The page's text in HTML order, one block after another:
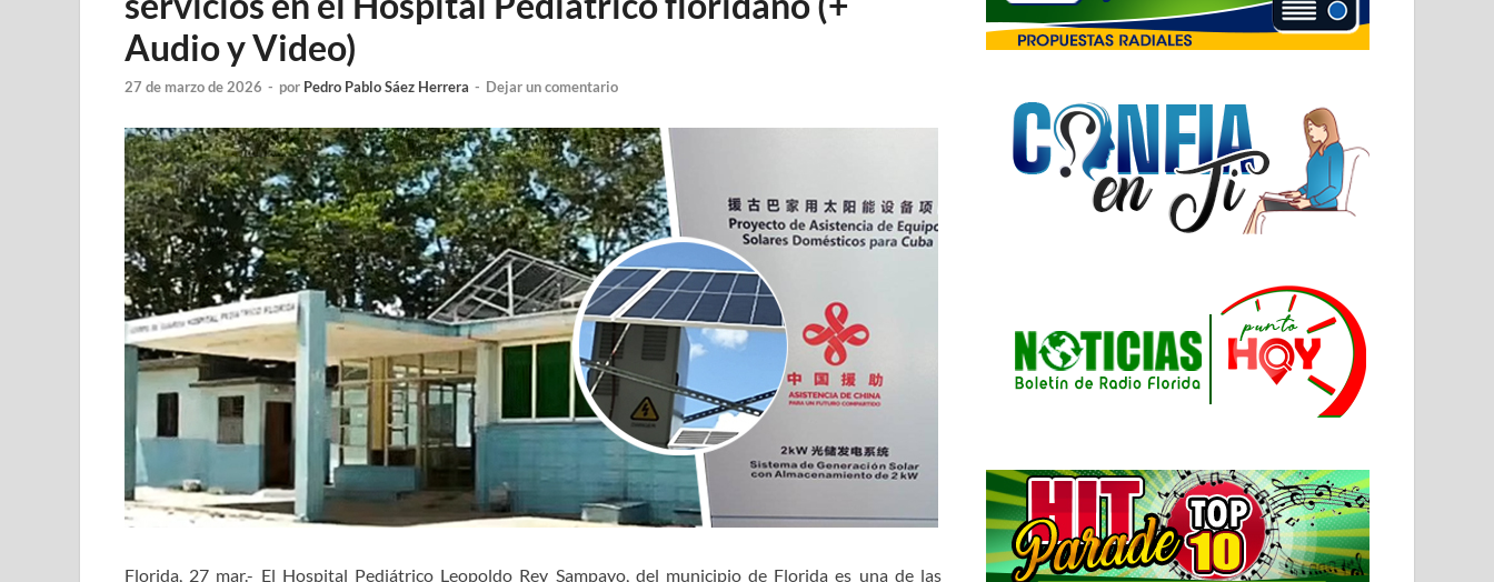
Audio y Video)
27 de marzo de 2026 - por Pedro Pablo Sáez Herrera - Dejar un comentario
Florida, 27 mar.- El Hospital Pediátrico Leopoldo Rey Sampayo, del municipio de Florida es una de las